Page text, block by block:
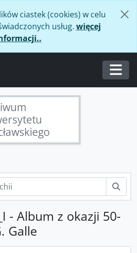
ciastek (cookies) w celu
usług. więcej
- Album z okazji 50-
Galle